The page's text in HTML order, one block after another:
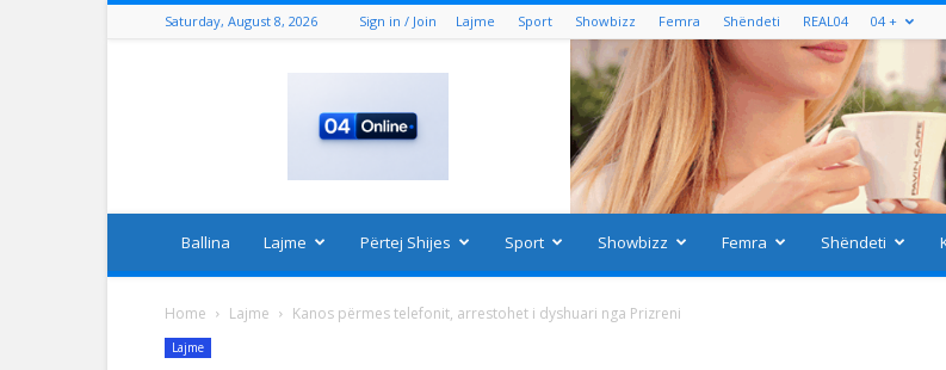
Saturday, August 8, 2026 Sign in / Join Lajme Sport Showbizz Femra Shëndeti REAL04 04 +
Ballina Lajme Përtej Shijes Sport Showbizz Femra Shëndeti
Home Lajme Kanos përmes telefonit, arrestohet i dyshuari nga Prizreni
Lajme